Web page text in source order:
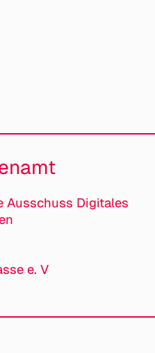
Ausschuss Digitales
e. V